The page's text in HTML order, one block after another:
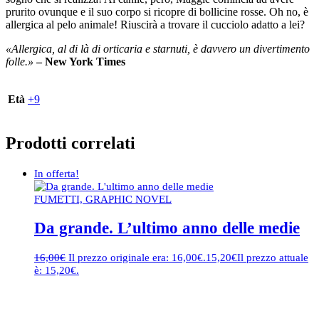
prurito ovunque e il suo corpo si ricopre di bollicine rosse. Oh no, è
allergica al pelo animale! Riuscirà a trovare il cucciolo adatto a lei?
«Allergica, al di là di orticaria e starnuti, è davvero un divertimento
folle.»– New York Times
Età +9
Prodotti correlati
In offerta!
FUMETTI, GRAPHIC NOVEL
Da grande. L’ultimo anno delle medie
16,00€ Il prezzo originale era: 16,00€.15,20€Il prezzo attuale
è: 15,20€.